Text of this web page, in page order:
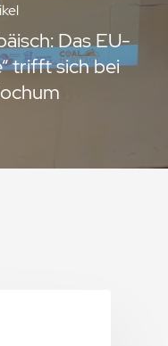
Das EU-
trifft sich bei